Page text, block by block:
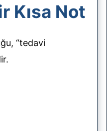
Kısa Not
“tedavi